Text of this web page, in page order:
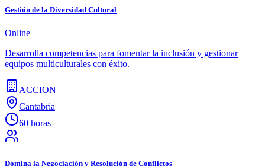
Gestión de la Diversidad Cultural
Online
Desarrolla competencias para fomentar la inclusión y gestionar
equipos multiculturales con éxito.
ACCION
Cantabria
60 horas
Domina la Negociación y Resolución de Conflictos